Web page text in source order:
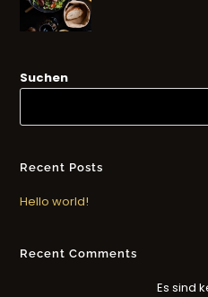
Suchen
Recent Posts
Hello world!
Recent Comments
Es sind